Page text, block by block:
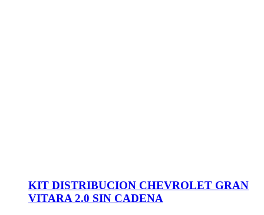
KIT DISTRIBUCION CHEVROLET GRAN
VITARA 2.0 SIN CADENA